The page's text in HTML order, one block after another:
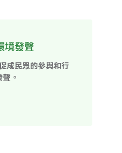
境發聲
成民眾的參與和行
。